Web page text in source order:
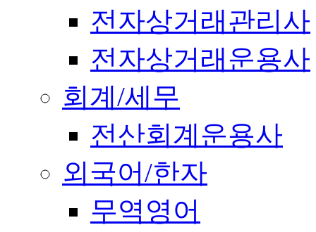
전자상거래관리사
전자상거래운용사
회계/세무
전산회계운용사
외국어/한자
무역영어